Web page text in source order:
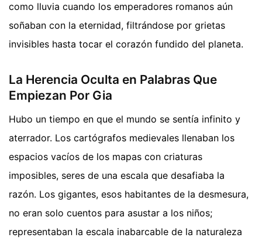
como lluvia cuando los emperadores romanos aún
soñaban con la eternidad, filtrándose por grietas
invisibles hasta tocar el corazón fundido del planeta.
La Herencia Oculta en Palabras Que
Empiezan Por Gia
Hubo un tiempo en que el mundo se sentía infinito y
aterrador. Los cartógrafos medievales llenaban los
espacios vacíos de los mapas con criaturas
imposibles, seres de una escala que desafiaba la
razón. Los gigantes, esos habitantes de la desmesura,
no eran solo cuentos para asustar a los niños;
representaban la escala inabarcable de la naturaleza